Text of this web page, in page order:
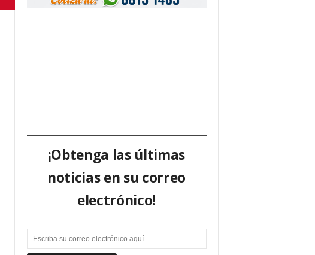
¡Obtenga las últimas
noticias en su correo
electrónico!